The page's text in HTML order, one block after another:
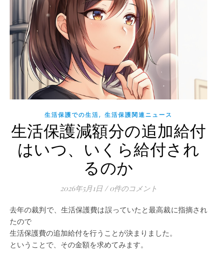
生活保護での生活, 生活保護関連ニュース
生活保護減額分の追加給付
はいつ、いくら給付され
るのか
2026年5月1日 / 0件のコメント
去年の裁判で、生活保護費は誤っていたと最高裁に指摘され
たので
生活保護費の追加給付を行うことが決まりました。
ということで、その金額を求めてみます。